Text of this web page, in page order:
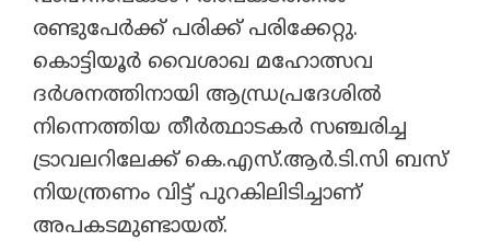
രണ്ടുപേർക്ക് പരിക്ക് പരിക്കേറ്റു.
കൊട്ടിയൂർ വൈശാഖ മഹോത്സവ
ദർശനത്തിനായി ആന്ധ്രപ്രദേശിൽ
നിന്നെത്തിയ തീർത്ഥാടകർ സഞ്ചരിച്ച
ട്രാവലറിലേക്ക് കെ.എസ്.ആർ.ടി.സി ബസ്
നിയന്ത്രണം വിട്ട് പുറകിലിടിച്ചാണ്
അപകടമുണ്ടായത്.